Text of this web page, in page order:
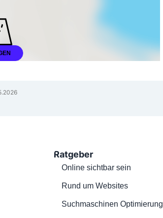
Ratgeber
Online sichtbar sein
Rund um Websites
Suchmaschinen Optimierung